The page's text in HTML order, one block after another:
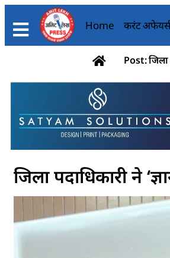
Home करंट अफेयर्स
Post: जिला
जिला पदाधिकारी ने